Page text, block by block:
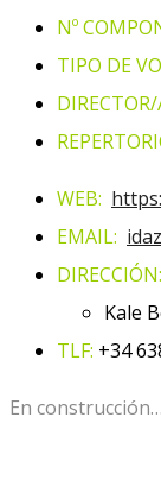
Nº
TIPO DE
DIRECTOR/
WEB:
EMAIL:
DIRECCIÓN:
Kale
TLF: +34
En construcción…